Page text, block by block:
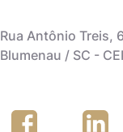
Rua Antônio Treis,
Blumenau / SC -